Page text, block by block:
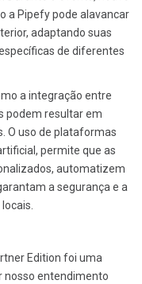
a Pipefy pode alavancar
adaptando suas
de diferentes
a integração entre
podem resultar em
O uso de plataformas
permite que as
automatizem
a segurança e a
Edition foi uma
nosso entendimento